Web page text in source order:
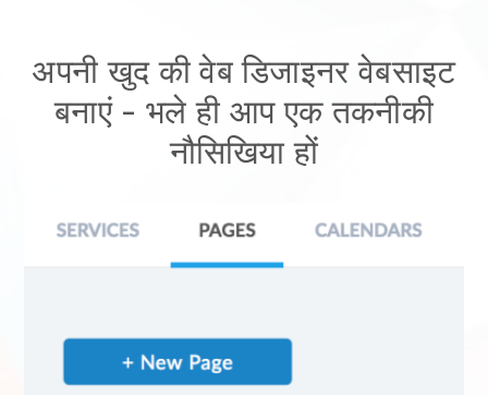
अपनी खुद की वेब डिजाइनर वेबसाइट
बनाएं- भले ही आप एक तकनीकी
नौसिखिया हों